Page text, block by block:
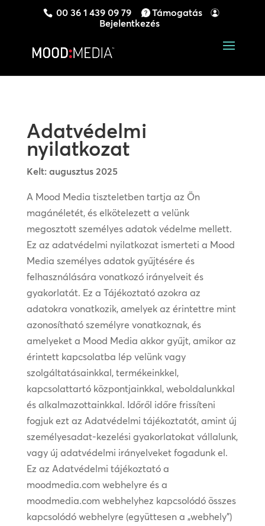
00 36 1 439 09 79
Támogatás
Bejelentkezés
Adatvédelmi
nyilatkozat
Kelt: augusztus 2025
A Mood Media tiszteletben tartja az Ön
magánéletét, és elkötelezett a velünk
megosztott személyes adatok védelme mellett.
Ez az adatvédelmi nyilatkozat ismerteti a Mood
Media személyes adatok gyűjtésére és
felhasználására vonatkozó irányelveit és
gyakorlatát. Ez a Tájékoztató azokra az
adatokra vonatkozik, amelyek az érintettre mint
azonosítható személyre vonatkoznak, és
amelyeket a Mood Media akkor gyűjt, amikor az
érintett kapcsolatba lép velünk vagy
szolgáltatásainkkal, termékeinkkel,
kapcsolattartó központjainkkal, weboldalunkkal
és alkalmazottainkkal. Időről időre frissíteni
fogjuk ezt az Adatvédelmi tájékoztatót, amint új
személyesadat-kezelési gyakorlatokat vállalunk,
vagy új adatvédelmi irányelveket fogadunk el.
Ez az Adatvédelmi tájékoztató a
moodmedia.com webhelyre és a
moodmedia.com webhelyhez kapcsolódó összes
kapcsolódó webhelyre (együttesen a „webhely”)